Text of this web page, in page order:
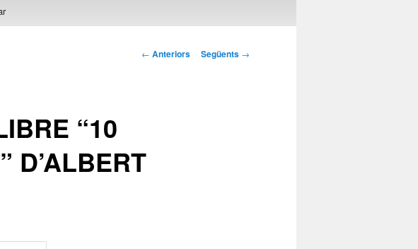
Navegació per les
← Anteriors Següents →
“10
D’ALBERT